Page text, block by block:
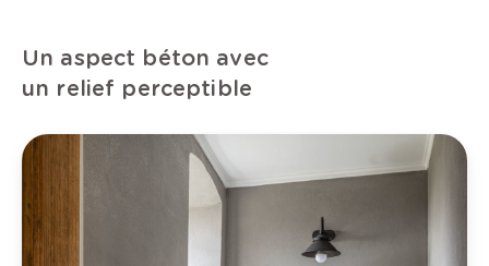
Un aspect béton avec
un relief perceptible